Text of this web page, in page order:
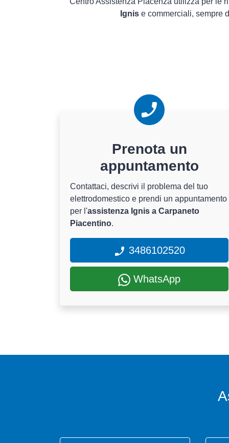
Ignis e commerciali, sempre
Prenota un
appuntamento
Contattaci, descrivi il problema del tuo
elettrodomestico e prendi un appuntamento
per l'assistenza Ignis a Carpaneto
Piacentino.
3486102520
WhatsApp